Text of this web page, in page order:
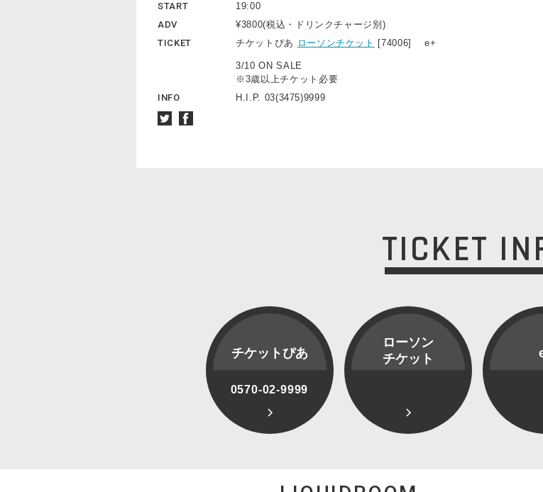
START
19:00
ADV
¥3800(税込・ドリンクチャージ別)
TICKET
チケットぴあ ローソンチケット [74006] e+
3/10 ON SALE
※3歳以上チケット必要
INFO
H.I.P. 03(3475)9999
TICKET
チケットぴあ
0570-02-9999
ローソン
チケット